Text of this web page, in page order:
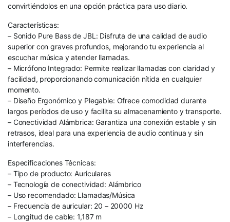
convirtiéndolos en una opción práctica para uso diario.
Características:
– Sonido Pure Bass de JBL: Disfruta de una calidad de audio
superior con graves profundos, mejorando tu experiencia al
escuchar música y atender llamadas.
– Micrófono Integrado: Permite realizar llamadas con claridad y
facilidad, proporcionando comunicación nítida en cualquier
momento.
– Diseño Ergonómico y Plegable: Ofrece comodidad durante
largos períodos de uso y facilita su almacenamiento y transporte.
– Conectividad Alámbrica: Garantiza una conexión estable y sin
retrasos, ideal para una experiencia de audio continua y sin
interferencias.
Especificaciones Técnicas:
– Tipo de producto: Auriculares
– Tecnología de conectividad: Alámbrico
– Uso recomendado: Llamadas/Música
– Frecuencia de auricular: 20 – 20000 Hz
– Longitud de cable: 1,187 m